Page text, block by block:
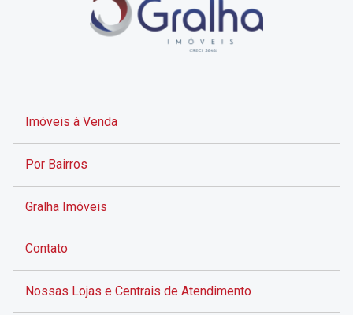
Imóveis à Venda
Por Bairros
Gralha Imóveis
Contato
Nossas Lojas e Centrais de Atendimento